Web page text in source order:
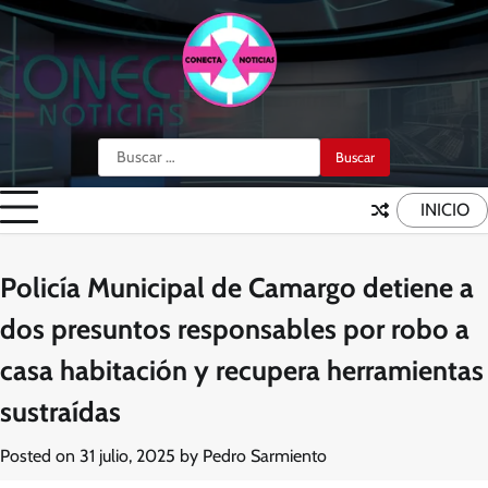
Skip
content
Buscar:
INICIO
Policía Municipal de Camargo detiene a
dos presuntos responsables por robo a
casa habitación y recupera herramientas
sustraídas
Posted on 31 julio, 2025 by Pedro Sarmiento